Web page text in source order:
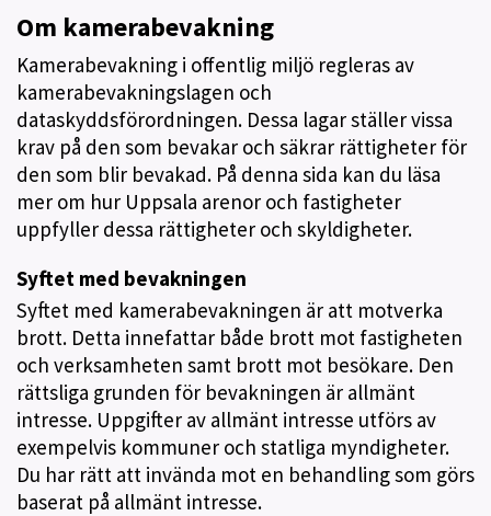
Om kamerabevakning
Kamerabevakning i offentlig miljö regleras av
kamerabevakningslagen och
dataskyddsförordningen. Dessa lagar ställer vissa
krav på den som bevakar och säkrar rättigheter för
den som blir bevakad. På denna sida kan du läsa
mer om hur Uppsala arenor och fastigheter
uppfyller dessa rättigheter och skyldigheter.
Syftet med bevakningen
Syftet med kamerabevakningen är att motverka
brott. Detta innefattar både brott mot fastigheten
och verksamheten samt brott mot besökare. Den
rättsliga grunden för bevakningen är allmänt
intresse. Uppgifter av allmänt intresse utförs av
exempelvis kommuner och statliga myndigheter.
Du har rätt att invända mot en behandling som görs
baserat på allmänt intresse.